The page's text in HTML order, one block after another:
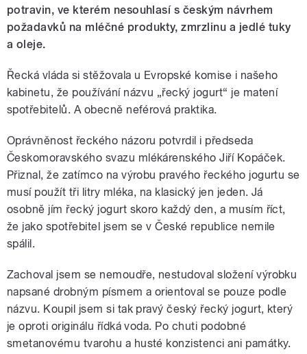
potravin, ve kterém nesouhlasí s českým návrhem
požadavků na mléčné produkty, zmrzlinu a jedlé tuky
a oleje.
Řecká vláda si stěžovala u Evropské komise i našeho
kabinetu, že používání názvu „řecký jogurt“ je matení
spotřebitelů. A obecně neférová praktika.
Oprávněnost řeckého názoru potvrdil i předseda
Českomoravského svazu mlékárenského Jiří Kopáček.
Přiznal, že zatímco na výrobu pravého řeckého jogurtu se
musí použít tři litry mléka, na klasický jen jeden. Já
osobně jím řecký jogurt skoro každý den, a musím říct,
že jako spotřebitel jsem se v České republice nemile
spálil.
Zachoval jsem se nemoudře, nestudoval složení výrobku
napsané drobným písmem a orientoval se pouze podle
názvu. Koupil jsem si tak pravý český řecký jogurt, který
je oproti originálu řídká voda. Po chuti podobné
smetanovému tvarohu a husté konzistenci ani památky.